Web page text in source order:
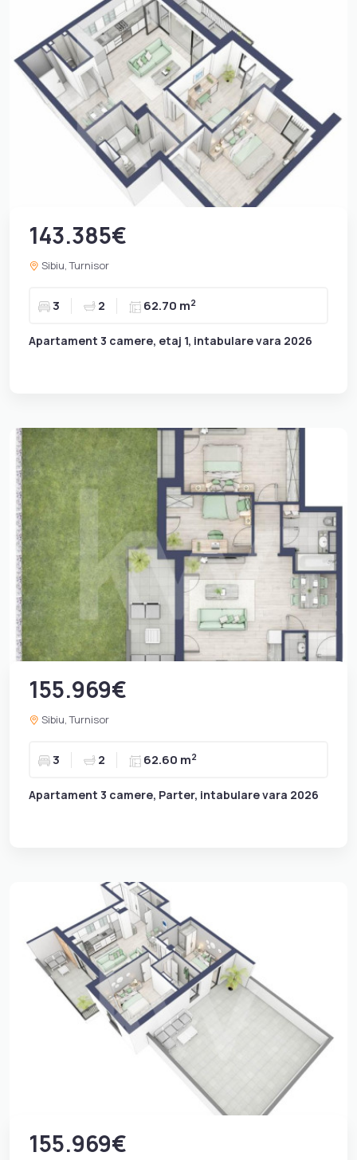
143.385€
Sibiu, Turnisor
3 2 62.70 m2
Apartament 3 camere, etaj 1, intabulare vara 2026
155.969€
Sibiu, Turnisor
3 2 62.60 m2
Apartament 3 camere, Parter, intabulare vara 2026
155.969€